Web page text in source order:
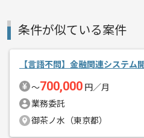
精算・お支払い
条件が似ている案件
【言語不問】金融関連システム
〜700,000 円／月
業務委託
御茶ノ水（東京都）